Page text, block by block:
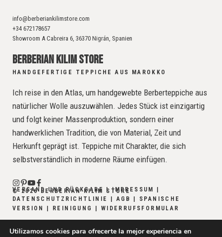
info@berberiankilimstore.com
+34 672178657
Showroom A Cabreira 6, 36370 Nigrán, Spanien
BERBERIAN KILIM STORE
HANDGEFERTIGE TEPPICHE AUS MAROKKO
Ich reise in den Atlas, um handgewebte Berberteppiche aus
natürlicher Wolle auszuwählen. Jedes Stück ist einzigartig
und folgt keiner Massenproduktion, sondern einer
handwerklichen Tradition, die von Material, Zeit und
Herkunft geprägt ist. Teppiche mit Charakter, die sich
selbstverständlich in moderne Räume einfügen.
© 2026 BERBERIAN KILIM STORE
VERSAND UND RÜCKGABE |IMPRESSUM |
DATENSCHUTZRICHTLINIE
| AGB | SPANISCHE
VERSION
| REINIGUNG | WIDERRUFSFORMULAR
Utilizamos cookies para ofrecerte la mejor experiencia en